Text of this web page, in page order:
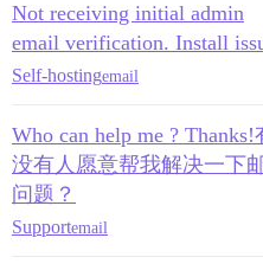
Not receiving initial admin
email verification. Install
Self-hostingemail
Who can help me ? Thanks!
没有人愿意帮我解决一下
问题？
Supportemail